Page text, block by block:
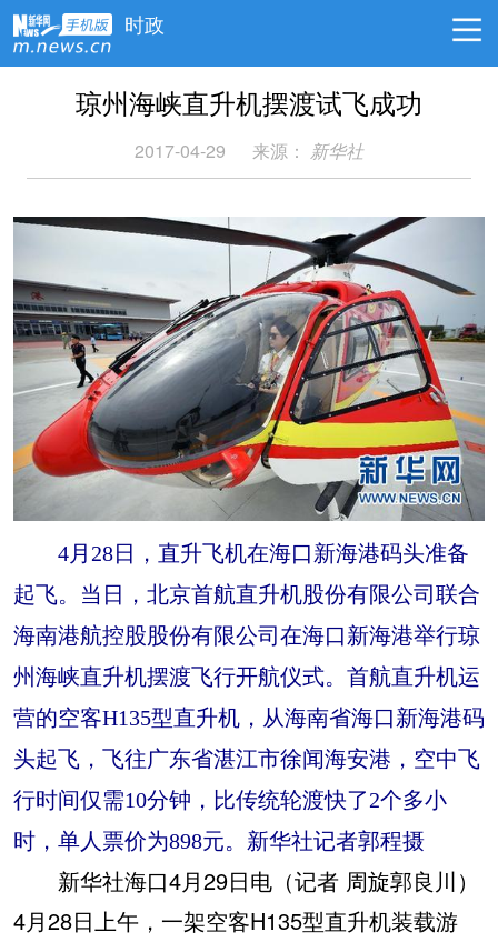
时政
琼州海峡直升机摆渡试飞成功
2017-04-29 来源： 新华社
4月28日，直升飞机在海口新海港码头准备
起飞。当日，北京首航直升机股份有限公司联合
海南港航控股股份有限公司在海口新海港举行琼
州海峡直升机摆渡飞行开航仪式。首航直升机运
营的空客H135型直升机，从海南省海口新海港码
头起飞，飞往广东省湛江市徐闻海安港，空中飞
行时间仅需10分钟，比传统轮渡快了2个多小
时，单人票价为898元。新华社记者郭程摄
新华社海口4月29日电（记者 周旋郭良川）
4月28日上午，一架空客H135型直升机装载游